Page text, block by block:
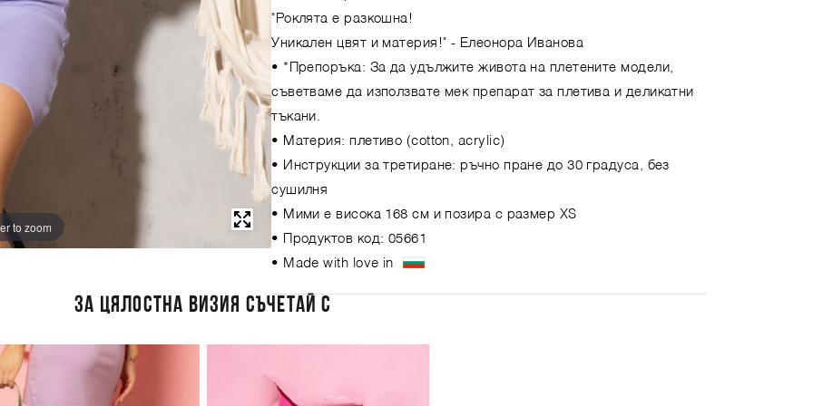
to zoom
"Роклята е разкошна!
Уникален цвят и материя!" - Елеонора Иванова
• *Препоръка: За да удължите живота на плетените модели,
съветваме да използвате мек препарат за плетива и деликатни
тъкани.
• Материя: плетиво (cotton, acrylic)
• Инструкции за третиране: ръчно пране до 30 градуса, без
сушилня
• Мими е висока 168 см и позира с размер XS
• Продуктов код: 05661
• Made with love in
ЗА ЦЯЛОСТНА ВИЗИЯ СЪЧЕТАЙ С